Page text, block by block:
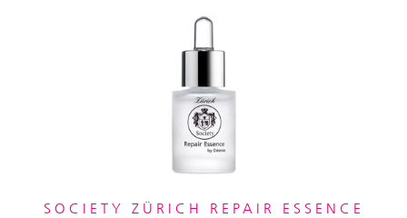
SOCIETY ZÜRICH REPAIR ESSENCE